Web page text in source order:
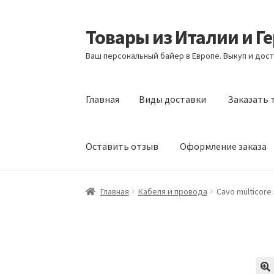
Перейти
к
навигации
Перейти
к
содержимому
Товары из Италии и
Ваш персональный байер в Европе. Выкуп и
Главная Виды доставки Заказать
Оставить отзыв Оформление заказа
Главная Виды доставки Заказать товары
Главная Кабеля и провода Cavo multicore